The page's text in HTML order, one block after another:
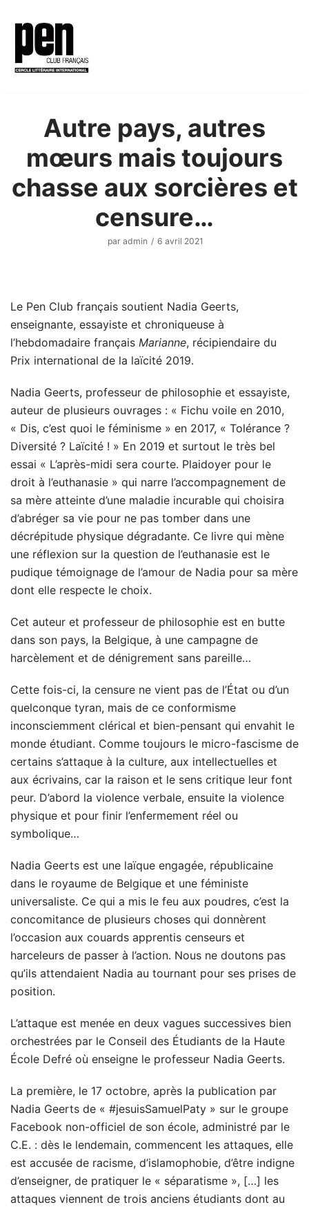
au
contenu
Autre pays, autres
mœurs mais toujours
chasse aux sorcières et
censure…
par admin 6 avril 2021
Le Pen Club français soutient Nadia Geerts,
enseignante, essayiste et chroniqueuse à
l’hebdomadaire français Marianne, récipiendaire du
Prix international de la laïcité 2019.
Nadia Geerts, professeur de philosophie et essayiste,
auteur de plusieurs ouvrages : « Fichu voile en 2010,
« Dis, c’est quoi le féminisme » en 2017, « Tolérance ?
Diversité ? Laïcité ! » En 2019 et surtout le très bel
essai « L’après-midi sera courte. Plaidoyer pour le
droit à l’euthanasie » qui narre l’accompagnement de
sa mère atteinte d’une maladie incurable qui choisira
d’abréger sa vie pour ne pas tomber dans une
décrépitude physique dégradante. Ce livre qui mène
une réflexion sur la question de l’euthanasie est le
pudique témoignage de l’amour de Nadia pour sa mère
dont elle respecte le choix.
Cet auteur et professeur de philosophie est en butte
dans son pays, la Belgique, à une campagne de
harcèlement et de dénigrement sans pareille…
Cette fois-ci, la censure ne vient pas de l’État ou d’un
quelconque tyran, mais de ce conformisme
inconsciemment clérical et bien-pensant qui envahit le
monde étudiant. Comme toujours le micro-fascisme de
certains s’attaque à la culture, aux intellectuelles et
aux écrivains, car la raison et le sens critique leur font
peur. D’abord la violence verbale, ensuite la violence
physique et pour finir l’enfermement réel ou
symbolique…
Nadia Geerts est une laïque engagée, républicaine
dans le royaume de Belgique et une féministe
universaliste. Ce qui a mis le feu aux poudres, c’est la
concomitance de plusieurs choses qui donnèrent
l’occasion aux couards apprentis censeurs et
harceleurs de passer à l’action. Nous ne doutons pas
qu’ils attendaient Nadia au tournant pour ses prises de
position.
L’attaque est menée en deux vagues successives bien
orchestrées par le Conseil des Étudiants de la Haute
École Defré où enseigne le professeur Nadia Geerts.
La première, le 17 octobre, après la publication par
Nadia Geerts de « #jesuisSamuelPaty » sur le groupe
Facebook non-officiel de son école, administré par le
C.E. : dès le lendemain, commencent les attaques, elle
est accusée de racisme, d’islamophobie, d’être indigne
d’enseigner, de pratiquer le « séparatisme », […] les
attaques viennent de trois anciens étudiants dont au